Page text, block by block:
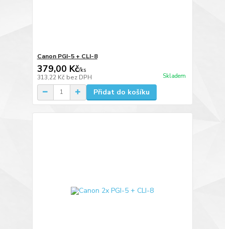
Canon PGI-5 + CLI-8
379,00 Kč/ks
313,22 Kč bez DPH Skladem
Přidat do košíku